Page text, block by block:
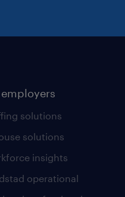
solutions
solutions
insights
operational